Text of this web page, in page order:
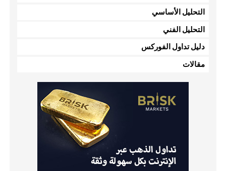
التحليل الأساسي
التحليل الفني
دليل تداول الفوركس
مقالات